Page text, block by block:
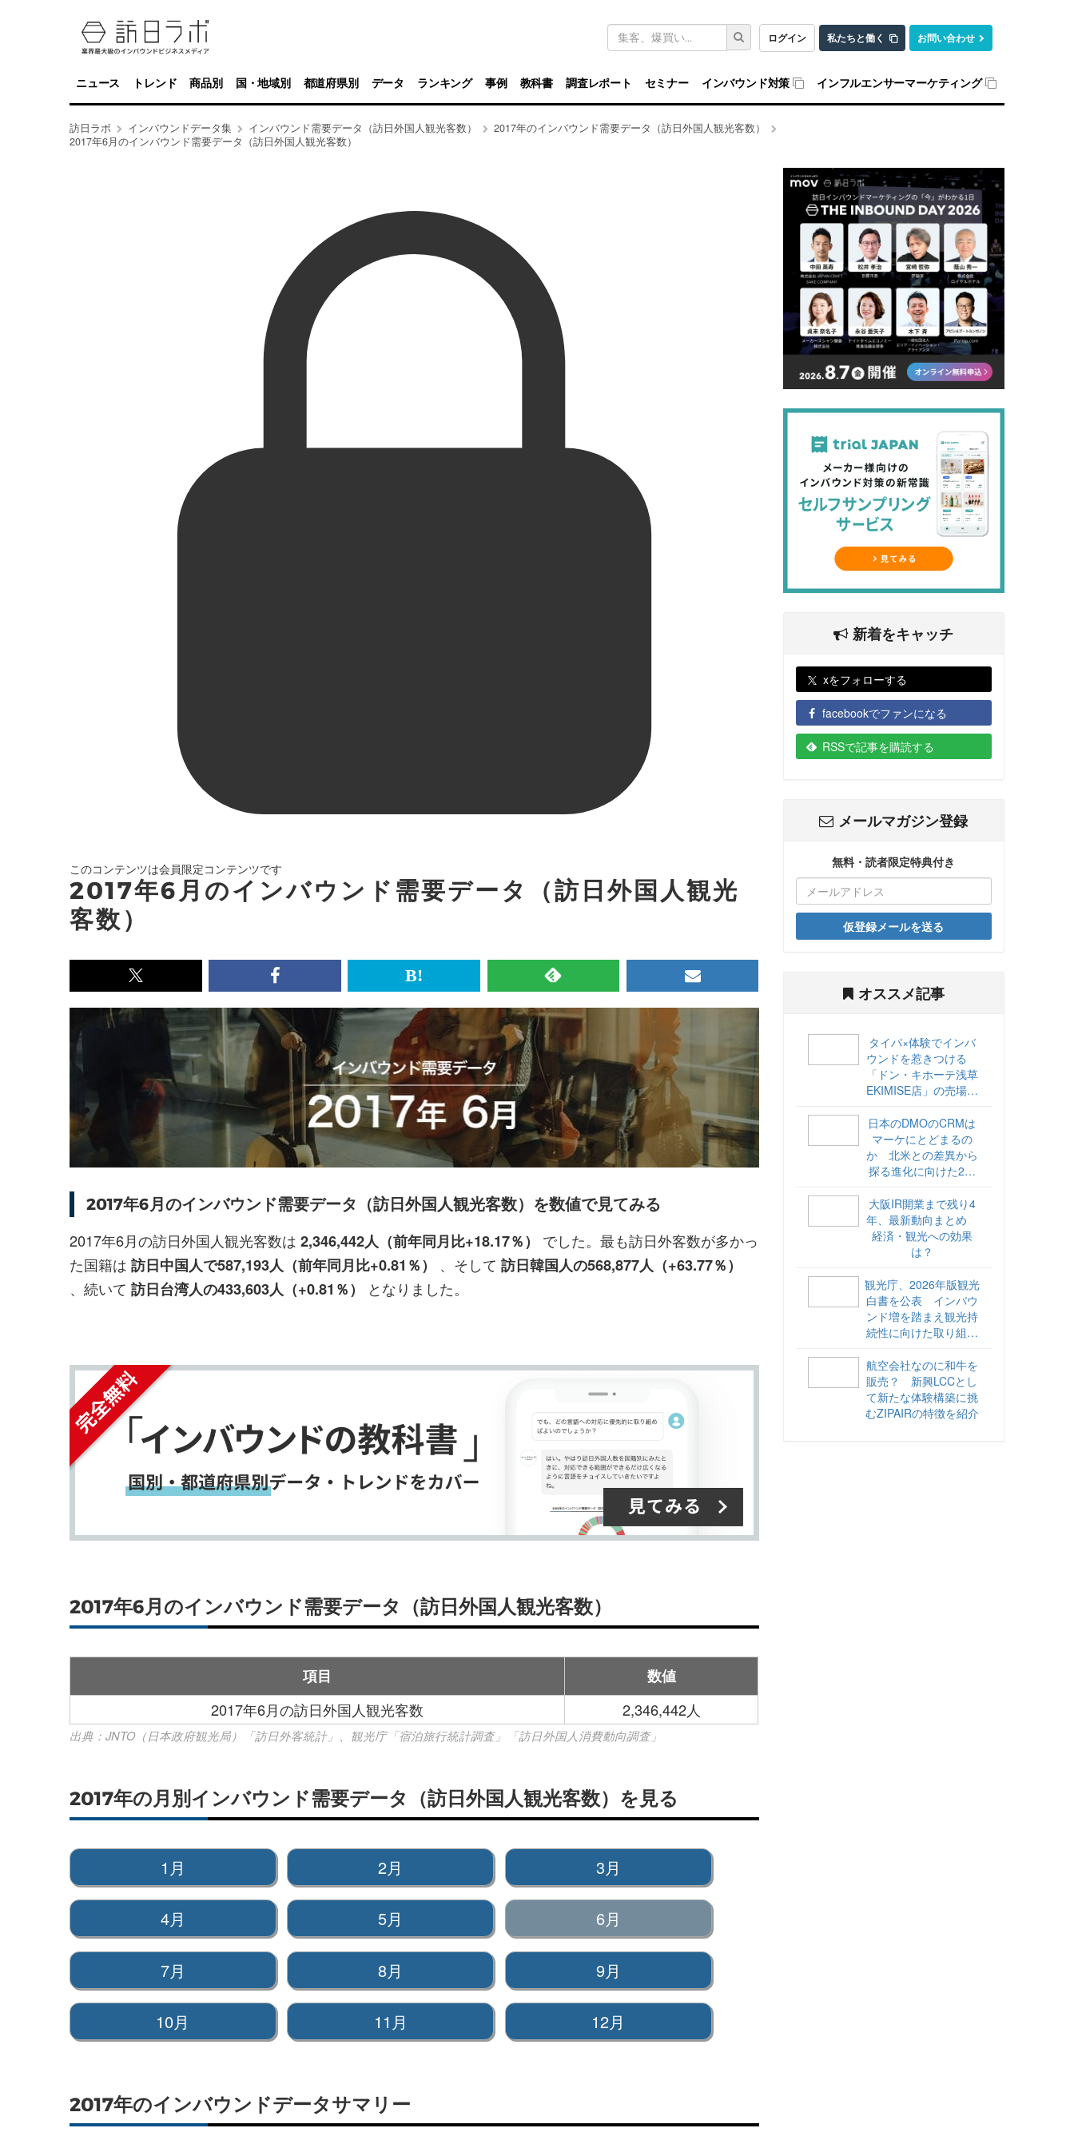
ログイン 私たちと働く お問い合わせ
キ
ワ
ド
検
索
ニュース トレンド 商品別 国・地域別 都道府県別 データ ランキング 事例 教科書 調査レポート セミナー インバウンド対策 インフルエンサーマーケティング
訪日ラボ インバウンドデータ集 インバウンド需要データ（訪日外国人観光客数）
2017年のインバウンド需要データ（訪日外国人観光客数）
2017年6月のインバウンド需要データ（訪日外国人観光客数）
このコンテンツは会員限定コンテンツです
2017年6月のインバウンド需要データ（訪日外国人観光
客数）
x<br>
で
を
シ
ェ
ア
す
る
Facebook<br>
で
記
事
を
シ
ェ
ア
す
る
は
て
な
ブ
ッ
ク
マ
ー
ク
に
追
加
RSS
で
記
事
を
購
読
す
る
メ
ル
ガ
登
す
る
2017年6月のインバウンド需要データ（訪日外国人観光客数）を数値で見てみる
2017年6月の訪日外国人観光客数は 2,346,442人（前年同月比+18.17％）
でした。最も訪日外客数が多かっ
た国籍は 訪日中国人で587,193人（前年同月比+0.81％） 、そして 訪日韓国人の568,877人（+63.77％）
、続いて 訪日台湾人の433,603人（+0.81％） となりました。
2017年6月のインバウンド需要データ（訪日外国人観光客数）
項目
数値
2017年6月の訪日外国人観光客数
2,346,442人
出典：JNTO（日本政府観光局）「訪日外客統計」、観光庁「宿泊旅行統計調査」「訪日外国人消費動向調査」
2017年の月別インバウンド需要データ（訪日外国人観光客数）を見る
1月 2月 3月
4月 5月 6月
7月 8月 9月
10月 11月 12月
2017年のインバウンドデータサマリー
新着をキャッチ
xをフォローする
facebookでファンになる
RSSで記事を購読する
メールマガジン登録
無料・読者限定特典付き
仮登録メールを送る
オススメ記事
タイパ×体験でインバ
ウンドを惹きつける
「ドン・キホーテ浅草
EKIMISE店」の売場づ
日本のDMOのCRMは
マーケにとどまるの
か 北米との差異から
探る進化に向けた2ス
海外DMOのリアル
vol.6】
大阪IR開業まで残り4
年、最新動向まとめ
経済・観光への効果
は？
観光庁、2026年版観光
白書を公表 インバウ
ンド増を踏まえ観光持
続性に向けた取り組み
航空会社なのに和牛を
販売？ 新興LCCとし
て新たな体験構築に挑
むZIPAIRの特徴を紹介